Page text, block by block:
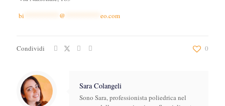
bi
@ eo.com
Condividi 0
Sara Colangeli
Sono Sara, professionista poliedrica nel